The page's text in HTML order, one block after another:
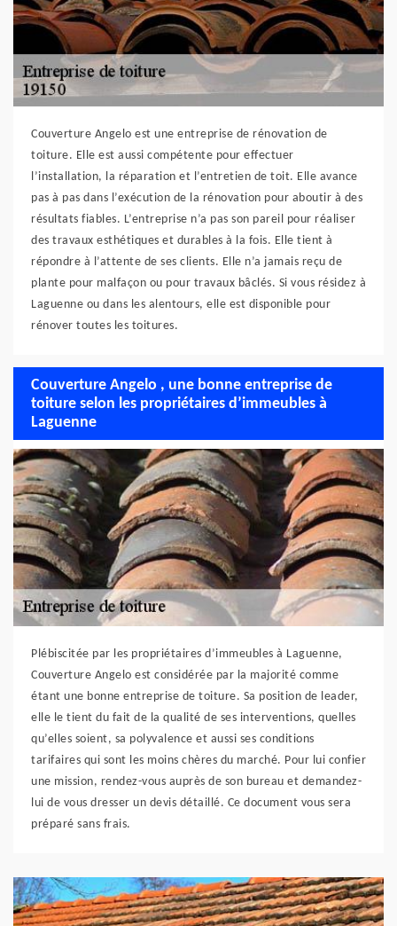
Couverture Angelo est une entreprise de rénovation de
toiture. Elle est aussi compétente pour effectuer
l’installation, la réparation et l’entretien de toit. Elle avance
pas à pas dans l’exécution de la rénovation pour aboutir à des
résultats fiables. L’entreprise n’a pas son pareil pour réaliser
des travaux esthétiques et durables à la fois. Elle tient à
répondre à l’attente de ses clients. Elle n’a jamais reçu de
plante pour malfaçon ou pour travaux bâclés. Si vous résidez à
Laguenne ou dans les alentours, elle est disponible pour
rénover toutes les toitures.
Couverture Angelo , une bonne entreprise de
toiture selon les propriétaires d’immeubles à
Laguenne
Plébiscitée par les propriétaires d’immeubles à Laguenne,
Couverture Angelo est considérée par la majorité comme
étant une bonne entreprise de toiture. Sa position de leader,
elle le tient du fait de la qualité de ses interventions, quelles
qu’elles soient, sa polyvalence et aussi ses conditions
tarifaires qui sont les moins chères du marché. Pour lui confier
une mission, rendez-vous auprès de son bureau et demandez-
lui de vous dresser un devis détaillé. Ce document vous sera
préparé sans frais.